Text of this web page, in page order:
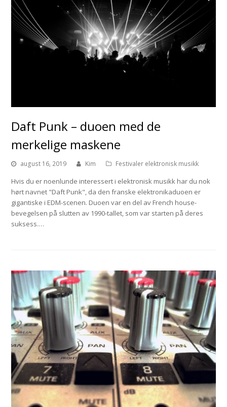
Daft Punk – duoen med de
merkelige maskene
august 16, 2019 Kim Festivaler elektronisk musikk
Hvis du er noenlunde interessert i elektronisk musikk har du nok
hørt navnet "Daft Punk", da den franske elektronikaduoen er
gigantiske i EDM-scenen. Duoen var en del av French house-
bevegelsen på slutten av 1990-tallet, som var starten på deres
suksess.…